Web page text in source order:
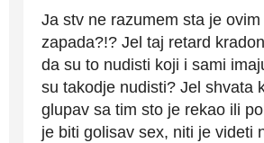
Ja stv ne razumem sta je
zapada?!? Jel taj retard
da su to nudisti koji i sami
su takodje nudisti? Jel shvata
glupav sa tim sto je rekao ili
je biti golisav sex, niti je videti